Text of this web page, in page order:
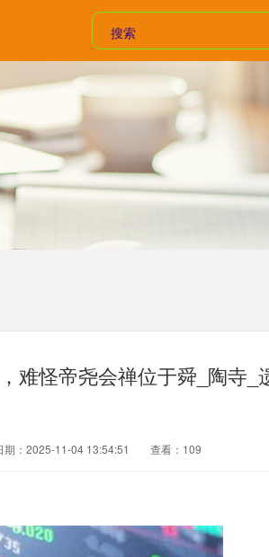
怪帝尧会禅位于舜_陶寺_
期：2025-11-04 13:54:51 查看：109